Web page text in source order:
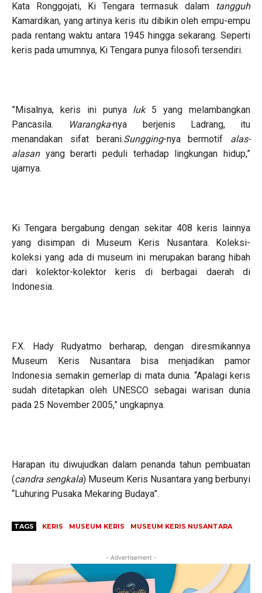
Kata Ronggojati, Ki Tengara termasuk dalam
tangguh
Kamardikan, yang artinya keris itu dibikin oleh empu-empu
pada rentang waktu antara 1945 hingga sekarang. Seperti
keris pada umumnya, Ki Tengara punya filosofi tersendiri.
”Misalnya, keris ini punya luk 5 yang melambangkan
Pancasila.
Warangka-nya berjenis Ladrang, itu
menandakan sifat berani.Sungging-nya bermotif alas-
alasan yang berarti peduli terhadap lingkungan hidup,”
ujarnya.
Ki Tengara bergabung dengan sekitar 408 keris lainnya
yang disimpan di Museum Keris Nusantara. Koleksi-
koleksi yang ada di museum ini merupakan barang hibah
dari kolektor-kolektor keris di berbagai daerah di
Indonesia.
F.X. Hady Rudyatmo berharap, dengan diresmikannya
Museum Keris Nusantara bisa menjadikan pamor
Indonesia semakin gemerlap di mata dunia. “Apalagi keris
sudah ditetapkan oleh UNESCO sebagai warisan dunia
pada 25 November 2005,” ungkapnya.
Harapan itu diwujudkan dalam penanda tahun pembuatan
(candra sengkala) Museum Keris Nusantara yang berbunyi
“Luhuring Pusaka Mekaring Budaya”.
TAGS KERIS MUSEUM KERIS MUSEUM KERIS NUSANTARA
- Advertisement -